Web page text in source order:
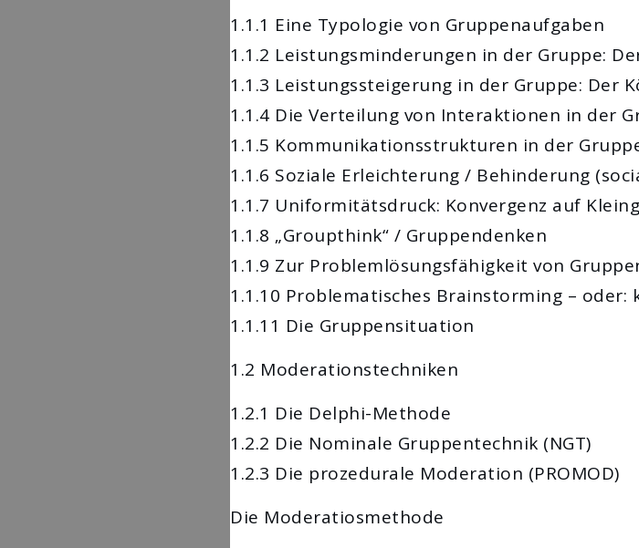
1.1.1 Eine Typologie von Gruppenaufgaben
1.1.2 Leistungsminderungen in der Gruppe:
1.1.3 Leistungssteigerung in der Gruppe: Der
1.1.4 Die Verteilung von Interaktionen in der
1.1.5 Kommunikationsstrukturen in der
1.1.6 Soziale Erleichterung / Behinderung
1.1.7 Uniformitätsdruck: Konvergenz auf
1.1.8 „Groupthink“ / Gruppendenken
1.1.9 Zur Problemlösungsfähigkeit von
1.1.10 Problematisches Brainstorming –
1.1.11 Die Gruppensituation
1.2 Moderationstechniken
1.2.1 Die Delphi-Methode
1.2.2 Die Nominale Gruppentechnik (NGT)
1.2.3 Die prozedurale Moderation (PROMOD)
Die Moderatiosmethode